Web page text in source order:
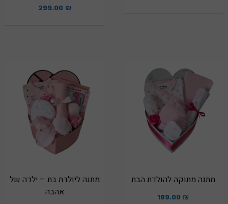
299.00 ₪
מתנה מתוקה להולדת הבת
189.00 ₪
מתנה ליולדת בת – ילדה של
אהבה